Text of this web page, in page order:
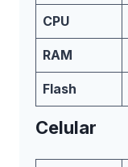
CPU
RAM
Flash
Celular